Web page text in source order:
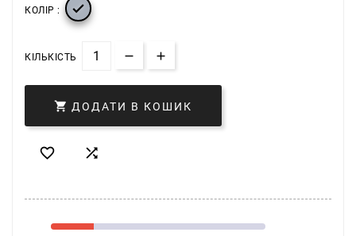
КОЛІР : 
КІЛЬКІСТЬ
 ДОДАТИ В КОШИК
 